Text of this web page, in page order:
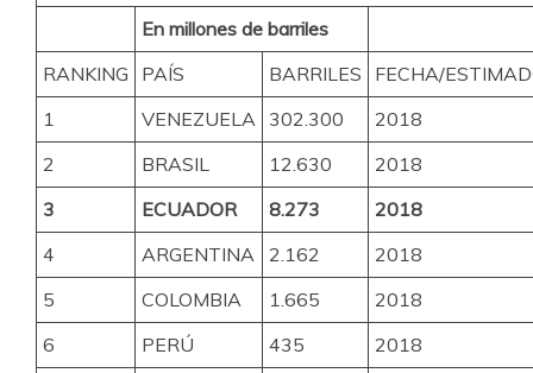
En millones de barriles
RANKING
PAÍS BARRILES
FECHA/
1
VENEZUELA 302.300
2018
2
BRASIL 12.630
2018
3
ECUADOR 8.273
2018
4
ARGENTINA 2.162
2018
5
COLOMBIA 1.665
2018
6
PERÚ 435
2018